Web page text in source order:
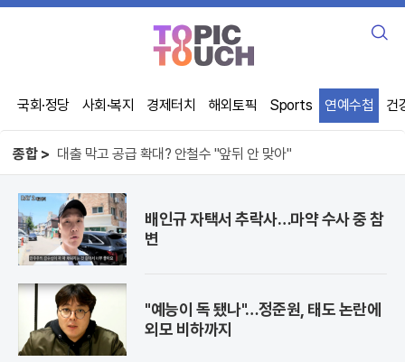
검
국회·정당 사회·복지 경제터치 해외토픽 Sports 연예수첩 건
종합 > 오뚜기 케챂 55년, 1인당 100개씩 먹었다
사기꾼이 주무른 제주 선거, 직원 강제 동원
대출 막고 공급 확대? 안철수 "앞뒤 안 맞아"
오뚜기 케챂 55년, 1인당 100개씩 먹었다
배인규 자택서 추락사…마약 수사 중 참
변
"예능이 독 됐나"…정준원, 태도 논란에
외모 비하까지